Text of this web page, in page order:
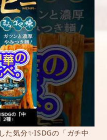
気分✨ISDGの「ガチ中